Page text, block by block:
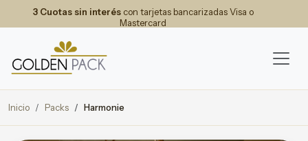
3 Cuotas sin interéscon tarjetas bancarizadas Visa o
Mastercard
Inicio Packs Harmonie